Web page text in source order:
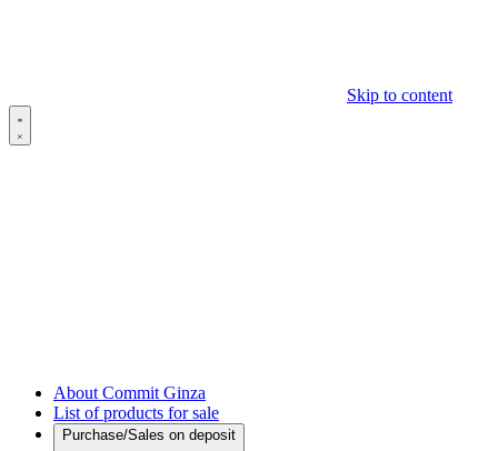
Skip to content
About Commit Ginza
List of products for sale
Purchase/Sales on deposit